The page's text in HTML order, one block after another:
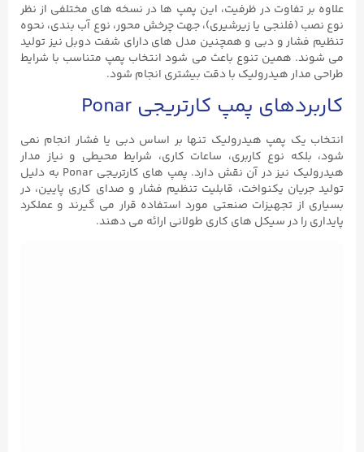
علاوه بر تفاوت در ظرفیت، این پمپ ‌ها در نسخه ‌های مختلفی از نظر
نوع نصب (فلنجی یا زیرشیری)، جهت چرخش محور، نوع آب ‌بندی، نحوه
تنظیم فشار و دبی و همچنین مدل‌ های دارای شفت دوبل نیز تولید
می ‌شوند. همین تنوع باعث می ‌شود انتخاب پمپ متناسب با شرایط
طراحی مدار هیدرولیک با دقت بیشتری انجام شود.
کاربردهای پمپ کارتریجی Ponar
انتخاب یک پمپ هیدرولیک تنها بر اساس دبی یا فشار انجام نمی
‌شود، بلکه نوع کاربری، ساعات کاری، شرایط محیطی و نیاز مدار
هیدرولیک نیز در آن نقش دارد. پمپ ‌های کارتریجی Ponar به دلیل
تولید جریان یکنواخت، قابلیت تنظیم فشار و صدای کاری پایین، در
بسیاری از تجهیزات صنعتی مورد استفاده قرار می ‌گیرند و عملکرد
پایداری را در سیکل‌ های کاری طولانی ارائه می‌ دهند.